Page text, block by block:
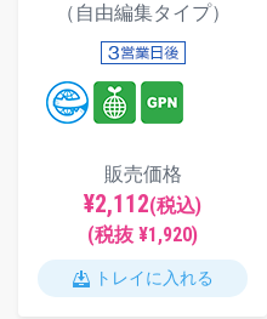
（自由編集タイプ）
販売価格
¥2,112(税込)
(税抜 ¥1,920)
トレイに入れる